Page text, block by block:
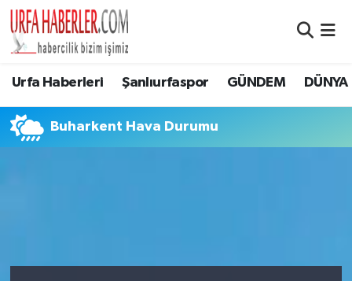
Urfa Haberleri Şanlıurfaspor GÜNDEM DÜNYA
Buharkent Hava Durumu
Şanlıurfa Nöbetçi Eczaneler